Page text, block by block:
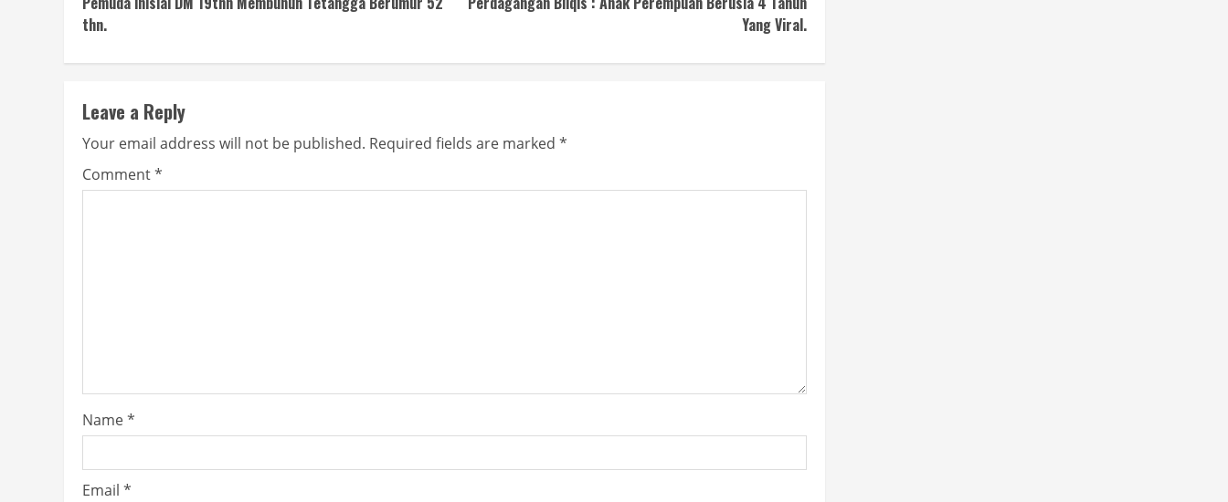
Reading
thn.
Yang Viral.
Leave a Reply
Your email address will not be published. Required fields are marked *
Comment*
Name*
Email *